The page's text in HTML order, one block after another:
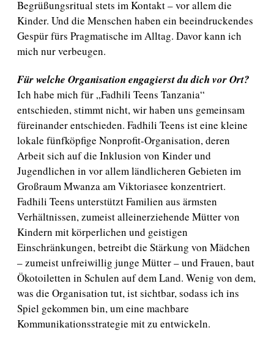
Begrüßungsritual stets im Kontakt – vor allem die
Kinder. Und die Menschen haben ein beeindruckendes
Gespür fürs Pragmatische im Alltag. Davor kann ich
mich nur verbeugen.
Für welche Organisation engagierst du dich vor Ort?
Ich habe mich für „Fadhili Teens Tanzania“
entschieden, stimmt nicht, wir haben uns gemeinsam
füreinander entschieden. Fadhili Teens ist eine kleine
lokale fünfköpfige Nonprofit-Organisation, deren
Arbeit sich auf die Inklusion von Kinder und
Jugendlichen in vor allem ländlicheren Gebieten im
Großraum Mwanza am Viktoriasee konzentriert.
Fadhili Teens unterstützt Familien aus ärmsten
Verhältnissen, zumeist alleinerziehende Mütter von
Kindern mit körperlichen und geistigen
Einschränkungen, betreibt die Stärkung von Mädchen
– zumeist unfreiwillig junge Mütter – und Frauen, baut
Ökotoiletten in Schulen auf dem Land. Wenig von dem,
was die Organisation tut, ist sichtbar, sodass ich ins
Spiel gekommen bin, um eine machbare
Kommunikationsstrategie mit zu entwickeln.